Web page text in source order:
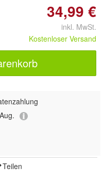
34,99 €
inkl. MwSt.
Kostenloser Versand
Teilen